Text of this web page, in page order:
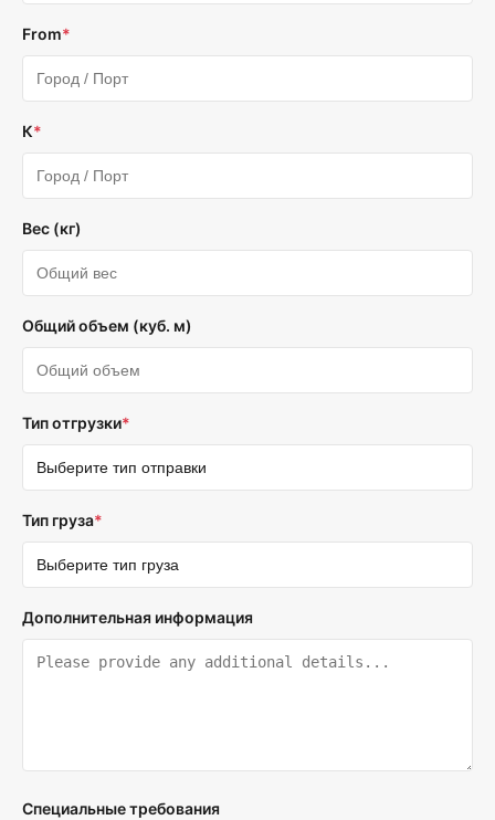
From*
К*
Вес (кг)
Общий объем (куб. м)
Тип отгрузки*
Тип груза*
Дополнительная информация
Специальные требования